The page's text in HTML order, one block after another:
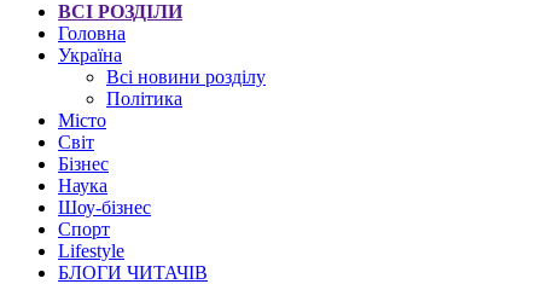
ВСІ РОЗДІЛИ
Головна
Україна
Всі новини розділу
Політика
Місто
Світ
Бізнес
Наука
Шоу-бізнес
Спорт
Lifestyle
БЛОГИ ЧИТАЧІВ